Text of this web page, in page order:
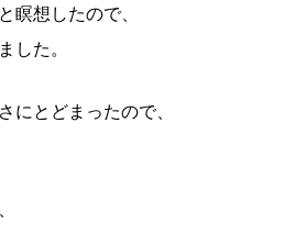
瞑想したので、
した。
にとどまったので、